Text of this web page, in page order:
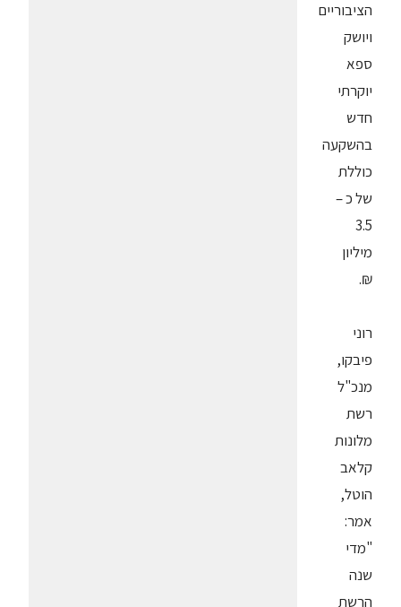
הציבוריים
ויושק
ספא
יוקרתי
חדש
בהשקעה
כוללת
של כ –
3.5
מיליון
₪.
רוני
פיבקו,
מנכ"ל
רשת
מלונות
קלאב
הוטל,
אמר:
"מדי
שנה
הרשת